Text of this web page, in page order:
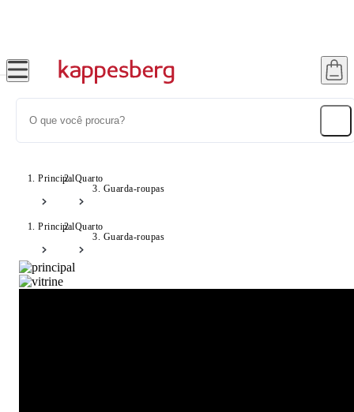
PrincipalQuarto
Guarda-roupas
PrincipalQuarto
Guarda-roupas